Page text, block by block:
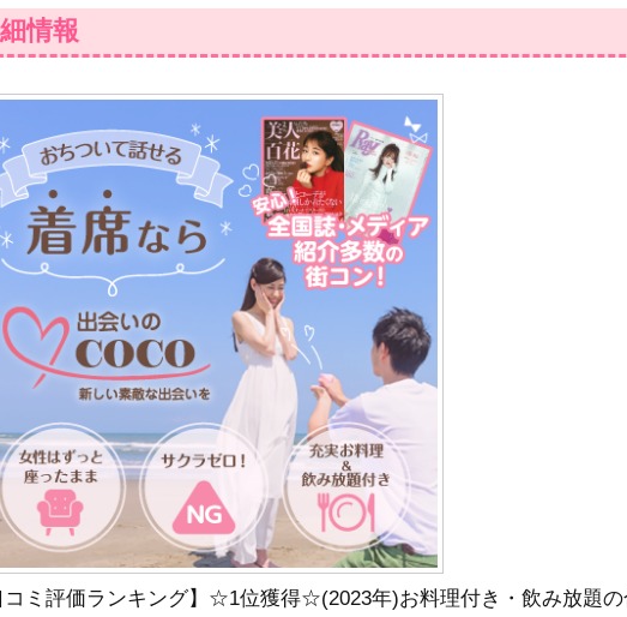
情報
コミ評価ランキング】☆1位獲得☆(2023年)お料理付き・飲み放題の